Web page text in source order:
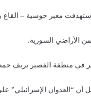
معبر جوسية – القاع
الأراضي السورية.
في منطقة القصير بريف
أن “العدوان الإسرائيلي”